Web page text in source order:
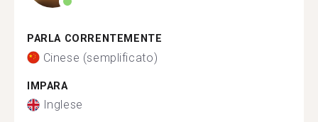
PARLA CORRENTEMENTE
Cinese (semplificato)
IMPARA
Inglese